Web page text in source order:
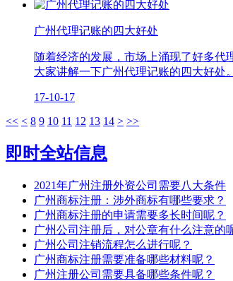
广州代理记账的四大好处
随着经济的发展，市场上涌现了好多代
大家讲解一下广州代理记账的四大好处
17-10-17
<< < 8 9 10 11 12 13 14 > >>
即时全站信息
2021年广州注册外资公司需要八大条件
广州商标注册：涉外商标有哪些要求？
广州商标注册的申请需要多长时间呢？
广州公司注册后，对公章有什么注意的
广州公司注销流程怎么进行呢？
广州商标注册需要准备哪些材料呢？
广州注册公司需要具备哪些条件呢？